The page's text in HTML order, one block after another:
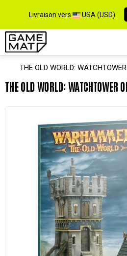
Livraison vers USA (USD)
THE OLD WORLD:
THE OLD WORLD: WATCHTOWER